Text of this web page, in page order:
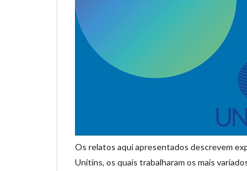
Os relatos aqui apresentados descrevem
Unitins, os quais trabalharam os mais